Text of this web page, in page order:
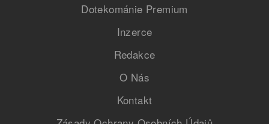
Dotekománie Premium
Inzerce
Redakce
O Nás
Kontakt